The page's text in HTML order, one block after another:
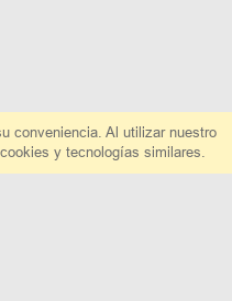
conveniencia. Al utilizar nuestro
y tecnologías similares.